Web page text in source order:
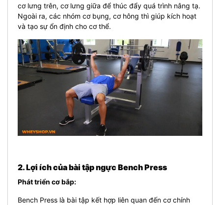
cơ lưng trên, cơ lưng giữa để thúc đẩy quá trình nâng tạ.
Ngoài ra, các nhóm cơ bụng, cơ hông thì giúp kích hoạt
và tạo sự ổn định cho cơ thể.
2. Lợi ích của bài tập ngực Bench Press
Phát triển cơ bắp:
Bench Press là bài tập kết hợp liên quan đến cơ chính